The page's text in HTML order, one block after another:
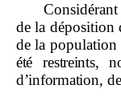
de la déposition
de la
été restreints,
d’information,